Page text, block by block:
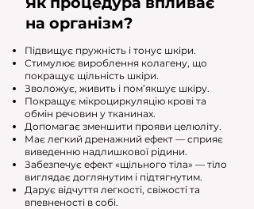
на організм?
Підвищує пружність і тонус шкіри.
Стимулює вироблення колагену, що
покращує щільність шкіри.
Зволожує, живить і пом’якшує шкіру.
Покращує мікроциркуляцію крові та
обмін речовин у тканинах.
Допомагає зменшити прояви целюліту.
Має легкий дренажний ефект — сприяє
виведенню надлишкової рідини.
Забезпечує ефект «щільного тіла» — тіло
виглядає доглянутим і підтягнутим.
Дарує відчуття легкості, свіжості та
впевненості в собі.